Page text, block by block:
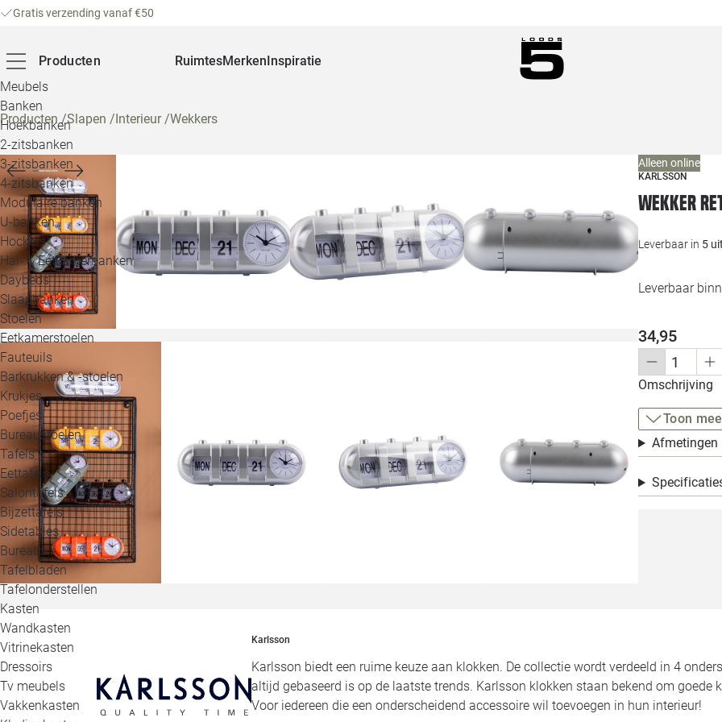
Gratis verzending vanaf €50
Producten
Meubels
Banken
Hoekbanken
2-zitsbanken
3-zitsbanken
4-zitsbanken
Modulaire banken
U-banken
Hockers
Hal- & Eetkamerbanken
Daybeds
Slaapbanken
Stoelen
Eetkamerstoelen
Fauteuils
Barkrukken & -stoelen
Krukjes
Poefjes
Bureaustoelen
Tafels
Eettafels
Salontafels
Bijzettafels
Sidetables
Bureaus
Tafelbladen
Tafelonderstellen
Kasten
Wandkasten
Vitrinekasten
Dressoirs
Tv meubels
Vakkenkasten
RuimtesMerkenInspiratie
Producten/Slapen /Interieur/Wekkers
Alleen online
KARLSSON
Wekker
Leverbaar in 5
Leverbaar
34,95
Omschrijving
Toon
Afmetingen
Karlsson
Karlsson biedt een ruime keuze aan klokken. De collectie wordt verdeeld in 4
altijd gebaseerd is op de laatste trends. Karlsson klokken staan bekend om goede
Voor iedereen die een onderscheidend accessoire wil toevoegen in hun interieur!